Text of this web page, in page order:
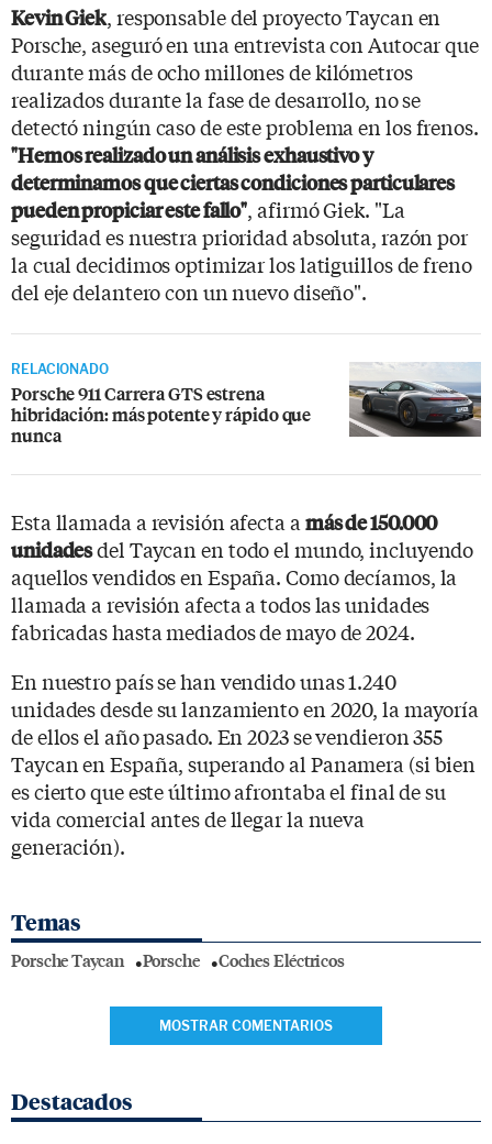
Kevin Giek, responsable del proyecto Taycan en
Porsche, aseguró en una entrevista con Autocar que
durante más de ocho millones de kilómetros
realizados durante la fase de desarrollo, no se
detectó ningún caso de este problema en los frenos.
"Hemos realizado un análisis exhaustivo y
determinamos que ciertas condiciones particulares
pueden propiciar este fallo", afirmó Giek. "La
seguridad es nuestra prioridad absoluta, razón por
la cual decidimos optimizar los latiguillos de freno
del eje delantero con un nuevo diseño".
RELACIONADO
Porsche 911 Carrera GTS estrena
hibridación: más potente y rápido que
nunca
Esta llamada a revisión afecta a más de 150.000
unidadesdel Taycan en todo el mundo, incluyendo
aquellos vendidos en España. Como decíamos, la
llamada a revisión afecta a todos las unidades
fabricadas hasta mediados de mayo de 2024.
En nuestro país se han vendido unas 1.240
unidades desde su lanzamiento en 2020, la mayoría
de ellos el año pasado. En 2023 se vendieron 355
Taycan en España, superando al Panamera (si bien
es cierto que este último afrontaba el final de su
vida comercial antes de llegar la nueva
generación).
Temas
Porsche Taycan Porsche Coches Eléctricos
MOSTRAR COMENTARIOS
Destacados